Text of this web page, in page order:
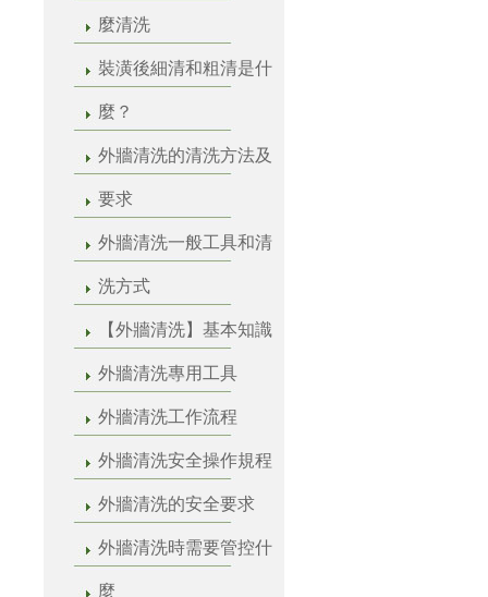
麼清洗
裝潢後細清和粗清是什
麼？
外牆清洗的清洗方法及
要求
外牆清洗一般工具和清
洗方式
【外牆清洗】基本知識
外牆清洗專用工具
外牆清洗工作流程
外牆清洗安全操作規程
外牆清洗的安全要求
外牆清洗時需要管控什
麼